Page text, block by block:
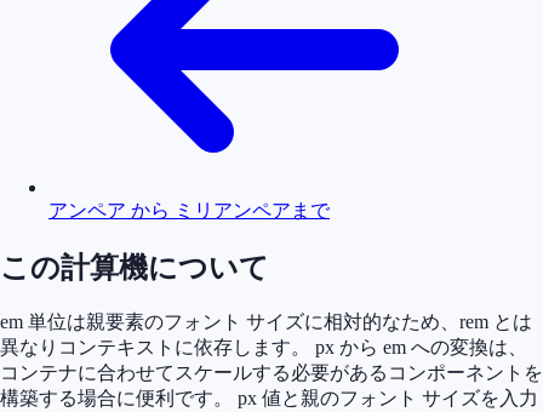
アンペア から ミリアンペアまで
この計算機について
em 単位は親要素のフォント サイズに相対的なため、rem とは
異なりコンテキストに依存します。 px から em への変換は、
コンテナに合わせてスケールする必要があるコンポーネントを
構築する場合に便利です。 px 値と親のフォント サイズを入力